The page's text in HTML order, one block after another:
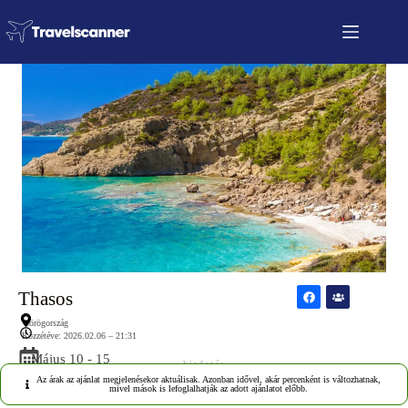
Thasos
Görögország
Közzétéve: 2026.02.06 – 21:31
Május 10 - 15
hirdetés
Az árak az ajánlat megjelenésekor aktuálisak. Azonban idővel, akár percenként is változhatnak,
mivel mások is lefoglalhatják az adott ajánlatot előbb.